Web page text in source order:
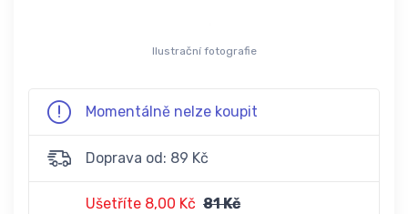
Ilustrační fotografie
Momentálně nelze koupit
Doprava od: 89 Kč
Ušetříte 8,00 Kč 81 Kč